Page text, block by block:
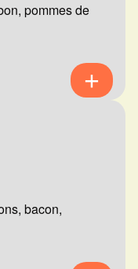
pommes de
bacon,